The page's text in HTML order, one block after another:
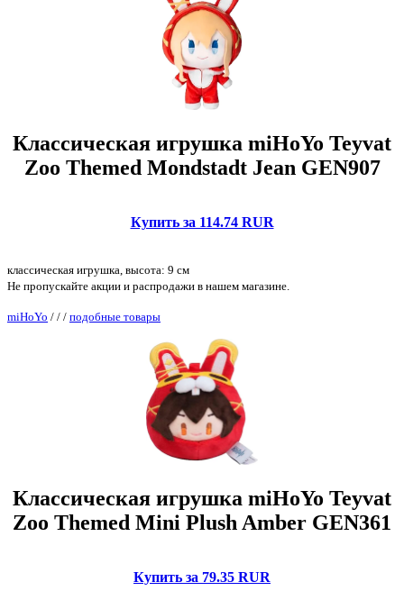
Классическая игрушка miHoYo Teyvat
Zoo Themed Mondstadt Jean GEN907
Купить за 114.74 RUR
классическая игрушка, высота: 9 см
Не пропускайте акции и распродажи в нашем магазине.
miHoYo / / / подобные товары
Классическая игрушка miHoYo Teyvat
Zoo Themed Mini Plush Amber GEN361
Купить за 79.35 RUR